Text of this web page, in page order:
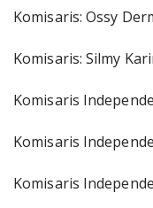
Komisaris: Ossy
Komisaris: Silmy
Komisaris
Komisaris
Komisaris